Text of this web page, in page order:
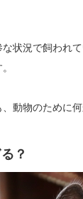
状況で飼われ
動物のために
？